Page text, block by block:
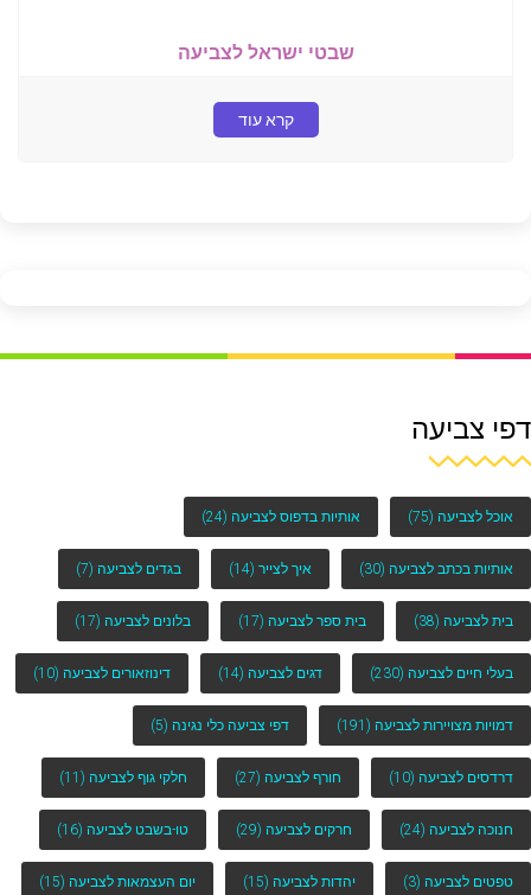
שבטי ישראל לצביעה
קרא עוד
דפי צביעה
אוכל לצביעה (75) אותיות בדפוס לצביעה (24)
אותיות בכתב לצביעה (30) איך לצייר (14) בגדים לצביעה (7)
בית לצביעה (38) בית ספר לצביעה (17) בלונים לצביעה (17)
בעלי חיים לצביעה (230) דגים לצביעה (14) דינוזאורים לצביעה (10)
דמויות מצויירות לצביעה (191) דפי צביעה כלי נגינה (5)
דרדסים לצביעה (10) חורף לצביעה (27) חלקי גוף לצביעה (11)
חנוכה לצביעה (24) חרקים לצביעה (29) טו-בשבט לצביעה (16)
טפטים לצביעה (3) יהדות לצביעה (15) יום העצמאות לצביעה (15)